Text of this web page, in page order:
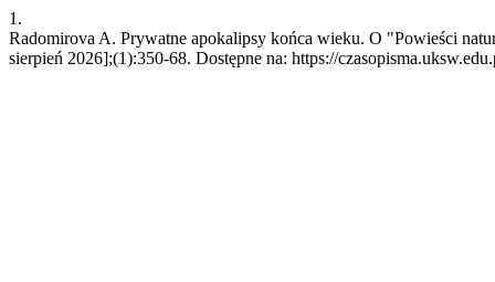
1.
Radomirova A. Prywatne apokalipsy końca wieku. O "Powieści
sierpień 2026];(1):350-68. Dostępne na: https://